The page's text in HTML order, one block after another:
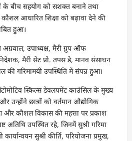
के बीच सहयोग को सशक्त बनाने तथा
कौशल आधारित शिक्षा को बढ़ावा देने की
हुआ।
अग्रवाल, उपाध्यक्ष, मैरी ग्रुप ऑफ
मैरी सेट प्रो. तपस डे, मानव संसाधन
की गरिमामयी उपस्थिति में संपन्न हुआ।
स्किल्स डेवलपमेंट काउंसिल के मुख्य
छात्रों को वर्तमान औद्योगिक
और कौशल विकास की महत्ता पर प्रकाश
अतिथि उपस्थित रहे, जिनमें सुश्री गरिमा
सुश्री कीर्ति, परियोजना प्रमुख,